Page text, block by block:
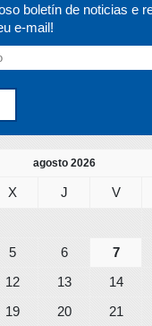
boletín de noticias e
e-mail!
agosto 2026
X J V
5 6 7
12 13 14
19 20 21